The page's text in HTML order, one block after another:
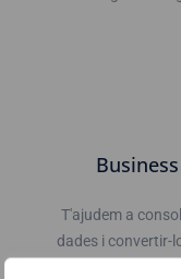
T'ajudem a
dades i convertir-